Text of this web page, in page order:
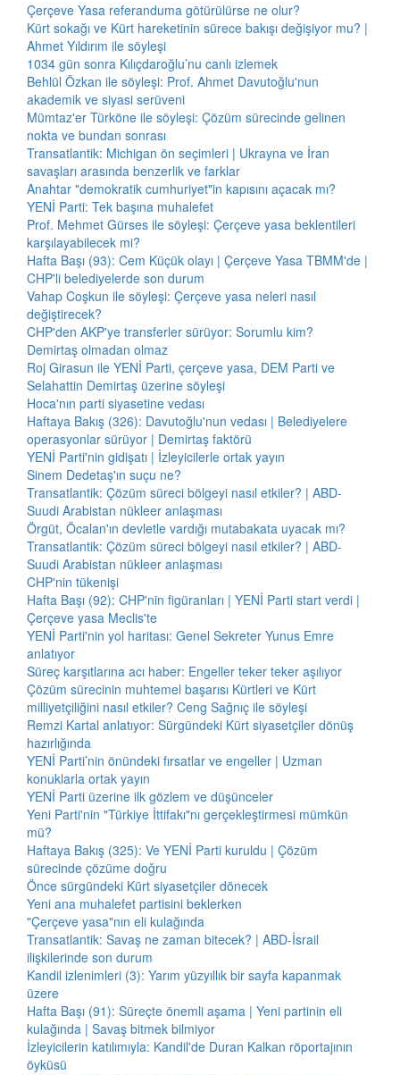
Çerçeve Yasa referanduma götürülürse ne olur?
Kürt sokağı ve Kürt hareketinin sürece bakışı değişiyor mu? |
Ahmet Yıldırım ile söyleşi
1034 gün sonra Kılıçdaroğlu’nu canlı izlemek
Behlül Özkan ile söyleşi: Prof. Ahmet Davutoğlu'nun
akademik ve siyasi serüveni
Mümtaz'er Türköne ile söyleşi: Çözüm sürecinde gelinen
nokta ve bundan sonrası
Transatlantik: Michigan ön seçimleri | Ukrayna ve İran
savaşları arasında benzerlik ve farklar
Anahtar "demokratik cumhuriyet"in kapısını açacak mı?
YENİ Parti: Tek başına muhalefet
Prof. Mehmet Gürses ile söyleşi: Çerçeve yasa beklentileri
karşılayabilecek mi?
Hafta Başı (93): Cem Küçük olayı | Çerçeve Yasa TBMM'de |
CHP'li belediyelerde son durum
Vahap Coşkun ile söyleşi: Çerçeve yasa neleri nasıl
değiştirecek?
CHP'den AKP'ye transferler sürüyor: Sorumlu kim?
Demirtaş olmadan olmaz
Roj Girasun ile YENİ Parti, çerçeve yasa, DEM Parti ve
Selahattin Demirtaş üzerine söyleşi
Hoca'nın parti siyasetine vedası
Haftaya Bakış (326): Davutoğlu'nun vedası | Belediyelere
operasyonlar sürüyor | Demirtaş faktörü
YENİ Parti'nin gidişatı | İzleyicilerle ortak yayın
Sinem Dedetaş'ın suçu ne?
Transatlantik: Çözüm süreci bölgeyi nasıl etkiler? | ABD-
Suudi Arabistan nükleer anlaşması
Örgüt, Öcalan'ın devletle vardığı mutabakata uyacak mı?
Transatlantik: Çözüm süreci bölgeyi nasıl etkiler? | ABD-
Suudi Arabistan nükleer anlaşması
CHP'nin tükenişi
Hafta Başı (92): CHP'nin figüranları | YENİ Parti start verdi |
Çerçeve yasa Meclis'te
YENİ Parti'nin yol haritası: Genel Sekreter Yunus Emre
anlatıyor
Süreç karşıtlarına acı haber: Engeller teker teker aşılıyor
Çözüm sürecinin muhtemel başarısı Kürtleri ve Kürt
milliyetçiliğini nasıl etkiler? Ceng Sağnıç ile söyleşi
Remzi Kartal anlatıyor: Sürgündeki Kürt siyasetçiler dönüş
hazırlığında
YENİ Parti’nin önündeki fırsatlar ve engeller | Uzman
konuklarla ortak yayın
YENİ Parti üzerine ilk gözlem ve düşünceler
Yeni Parti'nin "Türkiye İttifakı"nı gerçekleştirmesi mümkün
mü?
Haftaya Bakış (325): Ve YENİ Parti kuruldu | Çözüm
sürecinde çözüme doğru
Önce sürgündeki Kürt siyasetçiler dönecek
Yeni ana muhalefet partisini beklerken
"Çerçeve yasa"nın eli kulağında
Transatlantik: Savaş ne zaman bitecek? | ABD-İsrail
ilişkilerinde son durum
Kandil izlenimleri (3): Yarım yüzyıllık bir sayfa kapanmak
üzere
Hafta Başı (91): Süreçte önemli aşama | Yeni partinin eli
kulağında | Savaş bitmek bilmiyor
İzleyicilerin katılımıyla: Kandil'de Duran Kalkan röportajının
öyküsü